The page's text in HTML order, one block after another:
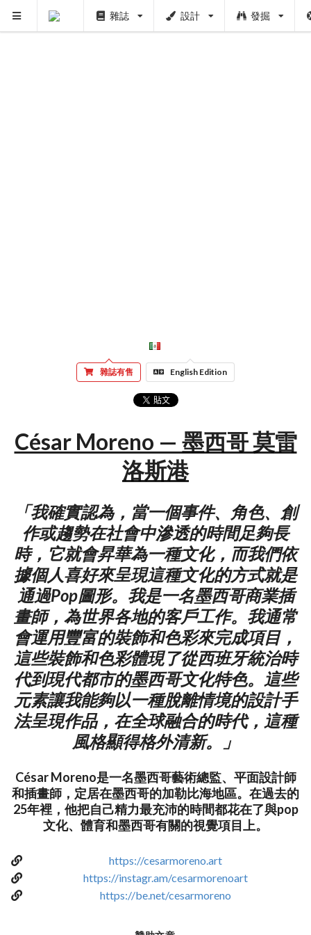
雜誌 設計 發掘
雜誌有售 English Edition
César Moreno — 墨西哥 莫雷
洛斯港
「我確實認為，當一個事件、角色、創
作或趨勢在社會中滲透的時間足夠長
時，它就會昇華為一種文化，而我們依
據個人喜好來呈現這種文化的方式就是
通過Pop圖形。我是一名墨西哥商業插
畫師，為世界各地的客戶工作。我通常
會運用豐富的裝飾和色彩來完成項目，
這些裝飾和色彩體現了從西班牙統治時
代到現代都市的墨西哥文化特色。這些
元素讓我能夠以一種脫離情境的設計手
法呈現作品，在全球融合的時代，這種
風格顯得格外清新。」
César Moreno是一名墨西哥藝術總監、平面設計師
和插畫師，定居在墨西哥的加勒比海地區。在過去的
25年裡，他把自己精力最充沛的時間都花在了與pop
文化、體育和墨西哥有關的視覺項目上。
https://cesarmoreno.art
https://instagr.am/cesarmorenoart
https://be.net/cesarmoreno